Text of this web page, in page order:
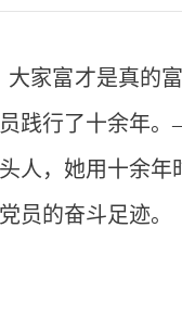
大家富才是真的
践行了十余年
人，她用十余
员的奋斗足迹。